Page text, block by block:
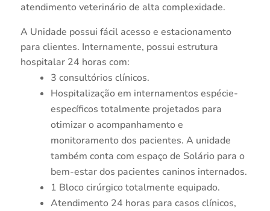
atendimento veterinário de alta complexidade.
A Unidade possui fácil acesso e estacionamento
para clientes. Internamente, possui estrutura
hospitalar 24 horas com:
3 consultórios clínicos.
Hospitalização em internamentos espécie-
específicos totalmente projetados para
otimizar o acompanhamento e
monitoramento dos pacientes. A unidade
também conta com espaço de Solário para o
bem-estar dos pacientes caninos internados.
1 Bloco cirúrgico totalmente equipado.
Atendimento 24 horas para casos clínicos,